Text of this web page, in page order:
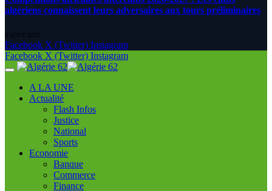
algériens connaissent leurs adversaires aux tours préliminaires
6 AOÛT 2026
Facebook X (Twitter) Instagram
Facebook X (Twitter) Instagram
A LA UNE
Actualité
Flash Infos
Justice
National
Sports
Economie
Banque
Commerce
Finance